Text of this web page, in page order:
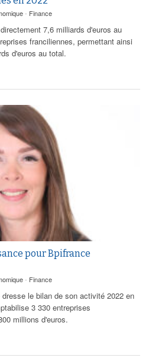
- Finance
7,6 milliards d'euros au
franciliennes, permettant ainsi
d'euros au total.
pour Bpifrance
- Finance
le bilan de son activité 2022 en
3 330 entreprises
millions d'euros.